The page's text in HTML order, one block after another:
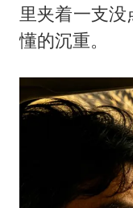
里夹着一支
懂的沉重。